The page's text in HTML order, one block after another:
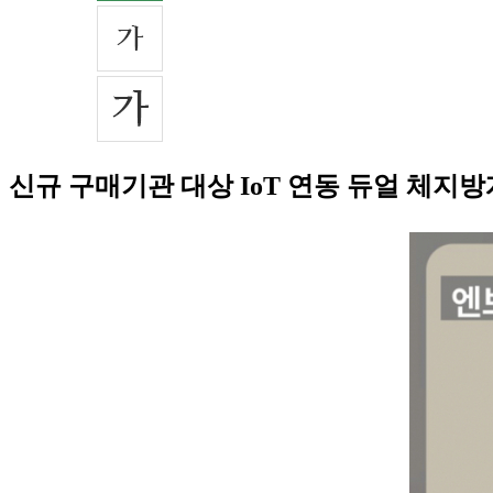
신규 구매기관 대상 IoT 연동 듀얼 체지방